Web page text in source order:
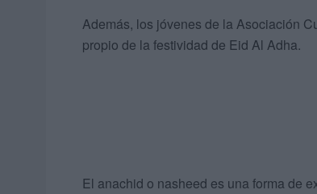
Además, los jóvenes de la Asociación
propio de la festividad de Eid Al Adha.
El anachid o nasheed es una forma de